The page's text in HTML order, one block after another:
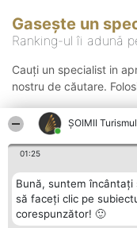
ȘOIMII
01:25
Bună, suntem încântați
să faceți clic pe
corespunzător! 🙂
Gasește un
Ranking-ul îi adună
Cauți un specialist in
nostru de căutare.